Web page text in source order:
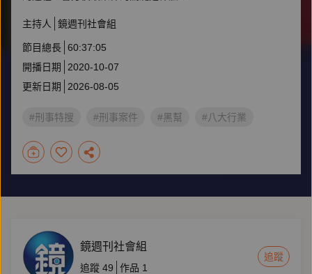
主持人 鏡週刊社會組
節目總長 60:37:05
開播日期
2020-10-07
更新日期
2026-08-05
#刑事特搜 #刑事案件 #黑幫 #八大行業
鏡週刊社會組
追蹤 49 作品 1
追蹤